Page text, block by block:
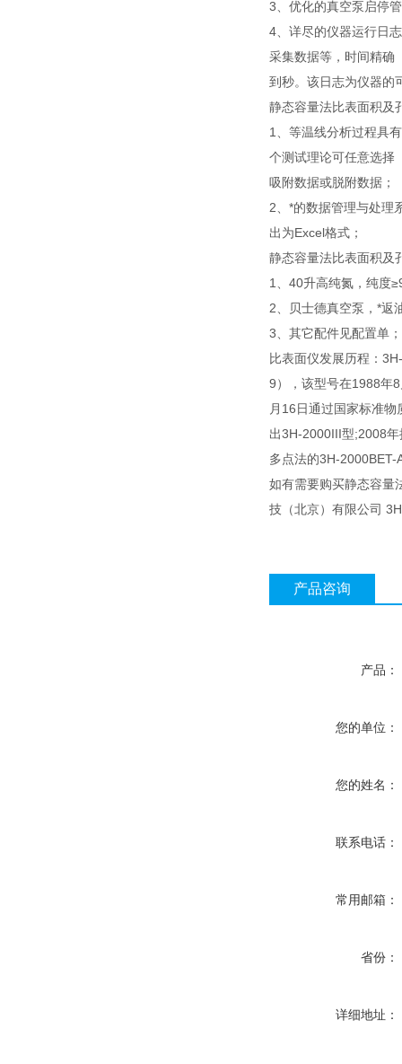
3、优化的真空泵启停
4、详尽的仪器运行日
采集数据等，时间精确
到秒。该日志为仪器的
静态容量法比表面积及
1、等温线分析过程具
个测试理论可任意选择
吸附数据或脱附数据；
2、*的数据管理与处理
出为Excel格式；
静态容量法比表面积及
1、40升高纯氮，纯度
2、贝士德真空泵，*返
3、其它配件见配置单；
比表面仪发展历程：
9），该型号在1988年
月16日通过国家标准
出3H-2000III型;2008
多点法的3H-
如有需要购买静态容量
技（北京）有限公司
产品咨询
产品：
您的单位：
您的姓名：
联系电话：
常用邮箱：
省份：
详细地址：